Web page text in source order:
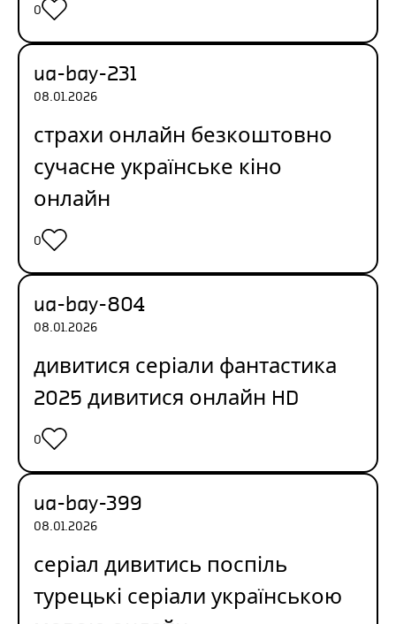
0
ua-bay-231
08.01.2026
страхи онлайн безкоштовно
сучасне українське кіно
онлайн
0
ua-bay-804
08.01.2026
дивитися серіали фантастика
2025 дивитися онлайн HD
0
ua-bay-399
08.01.2026
серіал дивитись поспіль
турецькі серіали українською